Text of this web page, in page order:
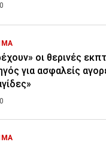
οι θερινές
για ασφαλείς